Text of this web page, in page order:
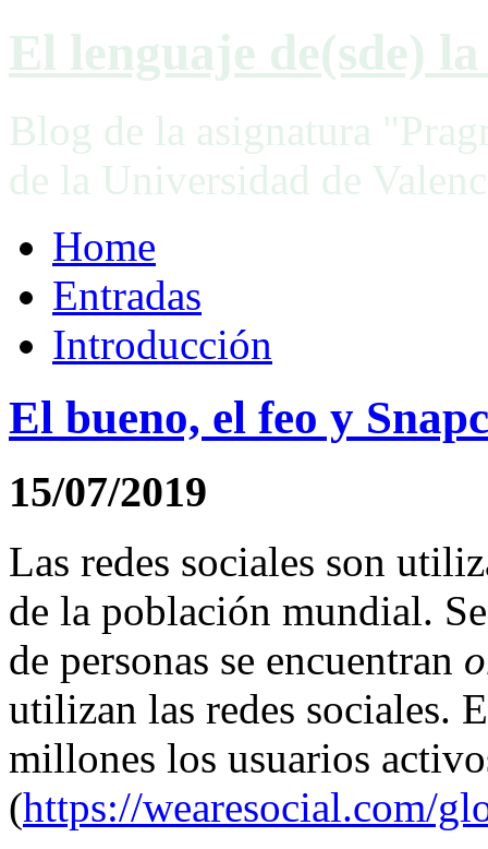
El lenguaje de(sde)
Blog de la asignatura
de la Universidad de
Home
Entradas
Introducción
El bueno, el feo y
15/07/2019
Las redes sociales son
de la población mundial.
de personas se encuentran
utilizan las redes sociales.
millones los usuarios
(https://wearesocial.com/